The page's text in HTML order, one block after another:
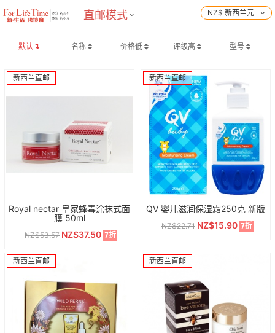
直邮模式 NZ$ 新西兰元
默认 名称 价格低 评级高 型号
新西兰直邮
Royal nectar 皇家蜂毒涂抹式面
膜 50ml
NZ$53.57 NZ$37.50 7折
新西兰直邮
QV 婴儿滋润保湿霜250克 新版
NZ$22.71NZ$15.90 7折
新西兰直邮 新西兰直邮